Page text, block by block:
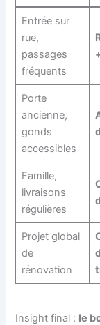
Entrée sur
rue,
passages
fréquents
Porte
ancienne,
gonds
accessibles
Famille,
livraisons
régulières
Projet global
de
rénovation
Insight final : le